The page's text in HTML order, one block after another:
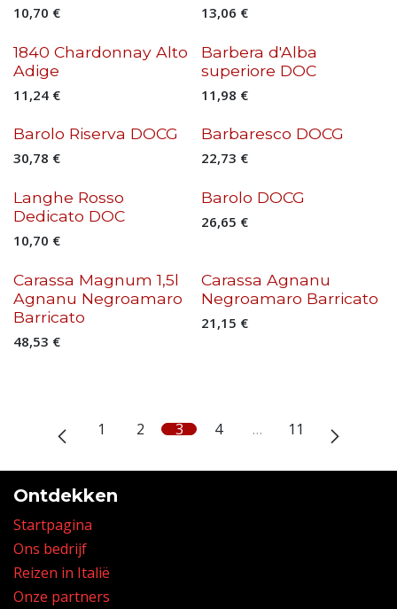
10,70 € 13,06 €
Nieuw!
1840 Chardonnay Alto
Adige
11,24 €
Barbera d'Alba
superiore DOC
11,98 €
Barolo Riserva DOCG
30,78 €
Barbaresco DOCG
22,73 €
Langhe Rosso
Dedicato DOC
10,70 €
Barolo DOCG
26,65 €
Carassa Magnum 1,5l
Agnanu Negroamaro
Barricato
48,53 €
Carassa Agnanu
Negroamaro Barricato
21,15 €
1 2 3 4 … 11
Ontdekken
Startpagina
Ons bedrijf
Reizen in Italië
Onze partners